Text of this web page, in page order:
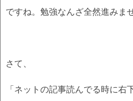
ですね。勉強なんざ全然進みま
さて、
「ネットの記事読んでる時に右